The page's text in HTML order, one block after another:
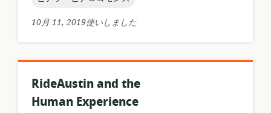
ト:
ー
シ
ョ
ン:
10月 11, 2019使いしました
RideAustin and the
Human Experience